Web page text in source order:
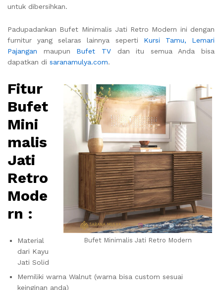
untuk dibersihkan.
Padupadankan Bufet Minimalis Jati Retro Modern ini dengan
furnitur yang selaras lainnya seperti Kursi Tamu,
Lemari
Pajangan maupun Bufet TVdan itu semua Anda bisa
dapatkan di saranamulya.com.
Bufet Minimalis Jati Retro Modern
Fitur
Bufet
Mini
malis
Jati
Retro
Mode
rn :
Material
dari Kayu
Jati Solid
Memiliki warna Walnut (warna bisa custom sesuai
keinginan anda)